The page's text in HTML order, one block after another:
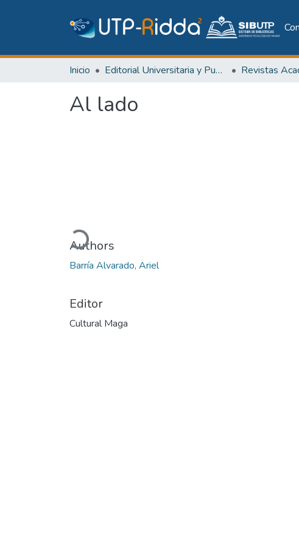
Inicio Editorial Universitaria y Publicaciones Seriadas Revistas
Al lado
Cargando...
Authors
Barría Alvarado, Ariel
Editor
Cultural Maga